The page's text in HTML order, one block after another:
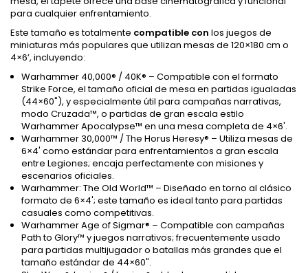
para cualquier enfrentamiento.
Este tamaño es totalmente compatible con los juegos de
miniaturas más populares que utilizan mesas de 120×180 cm o
4×6’, incluyendo:
Warhammer 40,000® / 40K® – Compatible con el formato
Strike Force, el tamaño oficial de mesa en partidas igualadas
(44×60"), y especialmente útil para campañas narrativas,
modo Cruzada™, o partidas de gran escala estilo
Warhammer Apocalypse™ en una mesa completa de 4×6'.
Warhammer 30,000™ / The Horus Heresy® – Utiliza mesas de
6×4' como estándar para enfrentamientos a gran escala
entre Legiones; encaja perfectamente con misiones y
escenarios oficiales.
Warhammer: The Old World™ – Diseñado en torno al clásico
formato de 6×4'; este tamaño es ideal tanto para partidas
casuales como competitivas.
Warhammer Age of Sigmar® – Compatible con campañas
Path to Glory™ y juegos narrativos; frecuentemente usado
para partidas multijugador o batallas más grandes que el
tamaño estándar de 44×60".